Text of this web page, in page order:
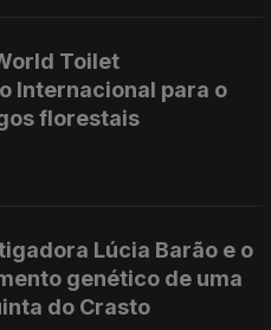
Toilet
Internacional para o
florestais
Lúcia Barão e o
genético de uma
do Crasto